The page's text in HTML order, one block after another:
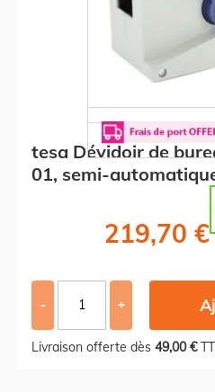
tesa Dévidoir de
01, semi-
219,70 €
- +
Livraison offerte dès 49,00 €